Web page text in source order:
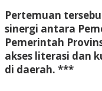
Pertemuan
sinergi antara
Pemerintah
akses literasi dan
di daerah. ***